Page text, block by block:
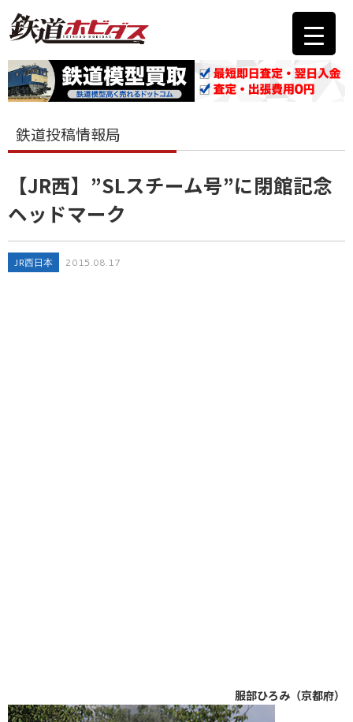
鉄道投稿情報局
【JR西】”SLスチーム号”に閉館記念
ヘッドマーク
JR西日本 2015.08.17
服部ひろみ（京都府）